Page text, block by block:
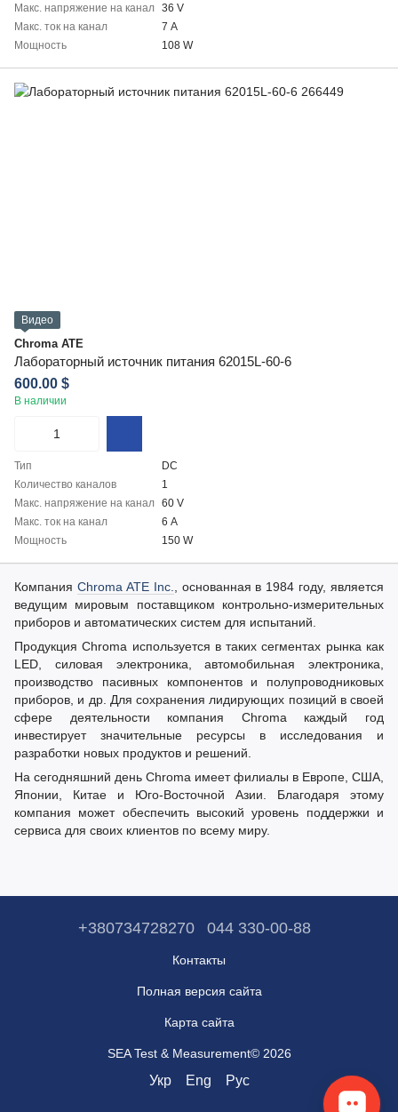
Макс. напряжение на канал 36 V
Макс. ток на канал
7 А
Мощность
108 W
Видео
Chroma ATE
Лабораторный источник питания 62015L-60-6
600.00 $
В наличии
Тип
DC
Количество каналов
1
Макс. напряжение на канал 60 V
Макс. ток на канал
6 А
Мощность
150 W
Компания Chroma ATE Inc.
, основанная в 1984 году, является
ведущим мировым поставщиком контрольно-измерительных
приборов и автоматических систем для испытаний.
Продукция Chroma используется в таких сегментах рынка как
LED, силовая электроника, автомобильная электроника,
производство пасивных компонентов и полупроводниковых
приборов, и др. Для сохранения лидирующих позиций в своей
сфере деятельности компания Chroma каждый год
инвестирует значительные ресурсы в исследования и
разработки новых продуктов и решений.
На сегодняшний день Chroma имеет филиалы в Европе, США,
Японии, Китае и Юго-Восточной Азии. Благодаря этому
компания может обеспечить высокий уровень поддержки и
сервиса для своих клиентов по всему миру.
+380734728270 044 330-00-88
Контакты
Полная версия сайта
Карта сайта
SEA Test & Measurement© 2026
Укр Eng Рус